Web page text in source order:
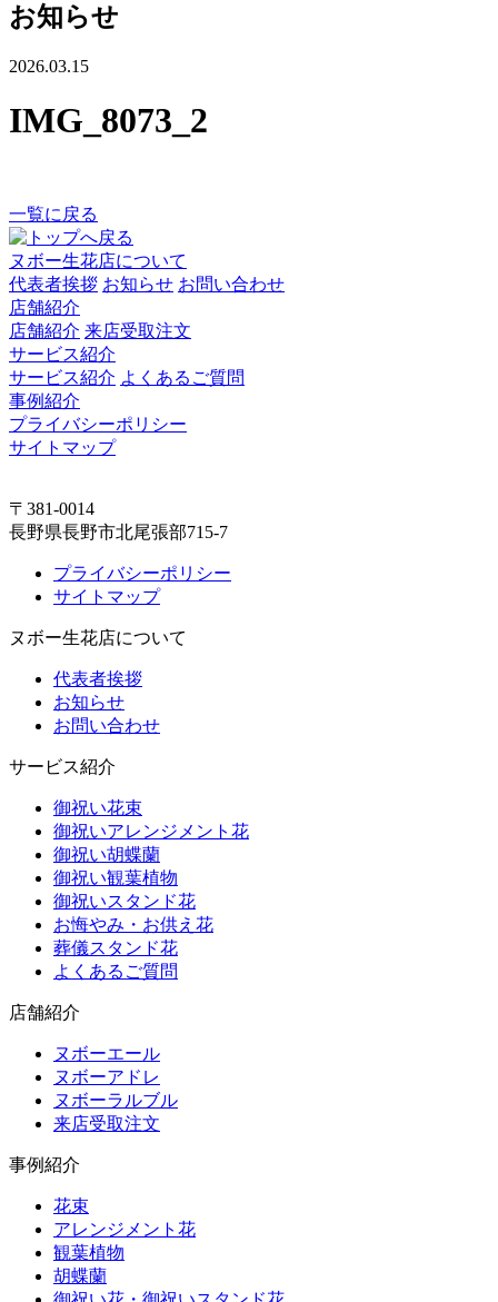
お知らせ
2026.03.15
IMG_8073_2
一覧に戻る
ヌボー生花店について
代表者挨拶 お知らせ お問い合わせ
店舗紹介
店舗紹介 来店受取注文
サービス紹介
サービス紹介 よくあるご質問
事例紹介
プライバシーポリシー
サイトマップ
〒381-0014
長野県長野市北尾張部715-7
プライバシーポリシー
サイトマップ
ヌボー生花店について
代表者挨拶
お知らせ
お問い合わせ
サービス紹介
御祝い花束
御祝いアレンジメント花
御祝い胡蝶蘭
御祝い観葉植物
御祝いスタンド花
お悔やみ・お供え花
葬儀スタンド花
よくあるご質問
店舗紹介
ヌボーエール
ヌボーアドレ
ヌボーラルブル
来店受取注文
事例紹介
花束
アレンジメント花
観葉植物
胡蝶蘭